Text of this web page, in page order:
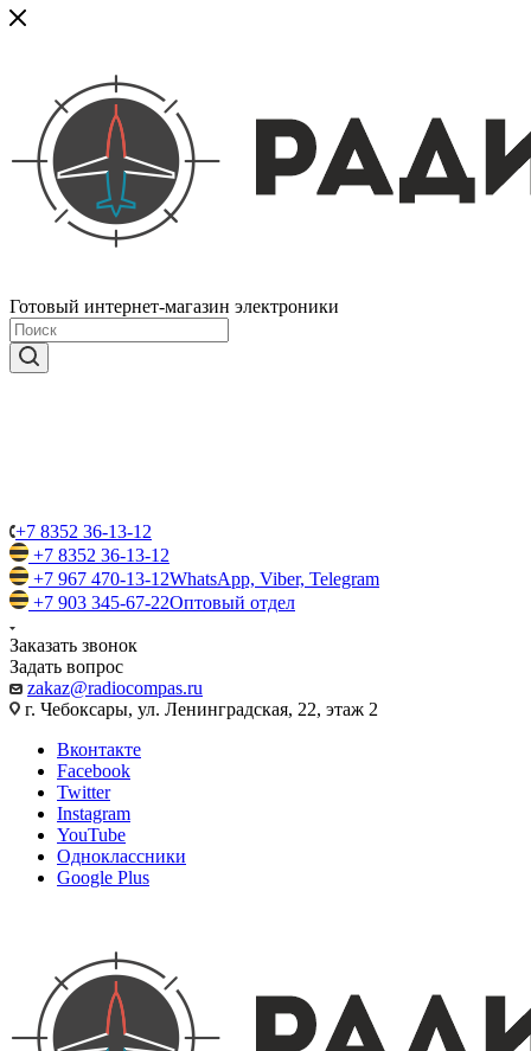
Готовый интернет-магазин электроники
+7 8352 36-13-12
+7 8352 36-13-12
+7 967 470-13-12WhatsApp, Viber, Telegram
+7 903 345-67-22Оптовый отдел
Заказать звонок
Задать вопрос
zakaz@radiocompas.ru
г. Чебоксары, ул. Ленинградская, 22, этаж 2
Вконтакте
Facebook
Twitter
Instagram
YouTube
Одноклассники
Google Plus